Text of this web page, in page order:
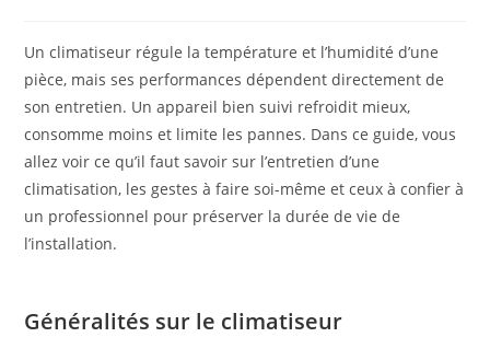
Un climatiseur régule la température et l’humidité d’une
pièce, mais ses performances dépendent directement de
son entretien. Un appareil bien suivi refroidit mieux,
consomme moins et limite les pannes. Dans ce guide, vous
allez voir ce qu’il faut savoir sur l’entretien d’une
climatisation, les gestes à faire soi-même et ceux à confier à
un professionnel pour préserver la durée de vie de
l’installation.
Généralités sur le climatiseur